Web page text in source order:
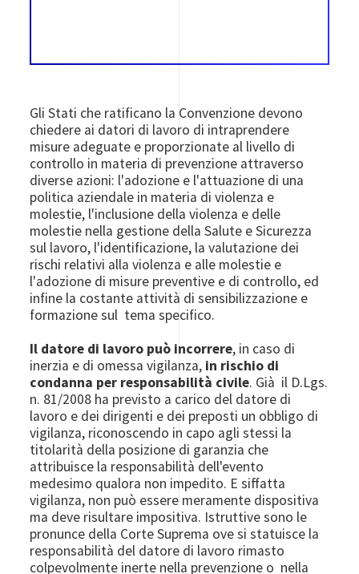
Gli Stati che ratificano la Convenzione devono
chiedere ai datori di lavoro di intraprendere
misure adeguate e proporzionate al livello di
controllo in materia di prevenzione attraverso
diverse azioni: l'adozione e l'attuazione di una
politica aziendale in materia di violenza e
molestie, l'inclusione della violenza e delle
molestie nella gestione della Salute e Sicurezza
sul lavoro, l'identificazione, la valutazione dei
rischi relativi alla violenza e alle molestie e
l'adozione di misure preventive e di controllo, ed
infine la costante attività di sensibilizzazione e
formazione sul tema specifico.
Il datore di lavoro può incorrere, in caso di
inerzia e di omessa vigilanza, in rischio di
condanna per responsabilità civile. Già il D.Lgs.
n. 81/2008 ha previsto a carico del datore di
lavoro e dei dirigenti e dei preposti un obbligo di
vigilanza, riconoscendo in capo agli stessi la
titolarità della posizione di garanzia che
attribuisce la responsabilità dell'evento
medesimo qualora non impedito. E siffatta
vigilanza, non può essere meramente dispositiva
ma deve risultare impositiva. Istruttive sono le
pronunce della Corte Suprema ove si statuisce la
responsabilità del datore di lavoro rimasto
colpevolmente inerte nella prevenzione o nella